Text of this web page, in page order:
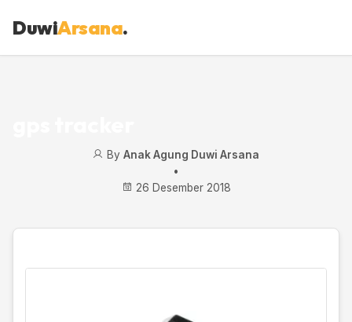
DuwiArsana.
By Anak Agung Duwi Arsana
•
26 Desember 2018